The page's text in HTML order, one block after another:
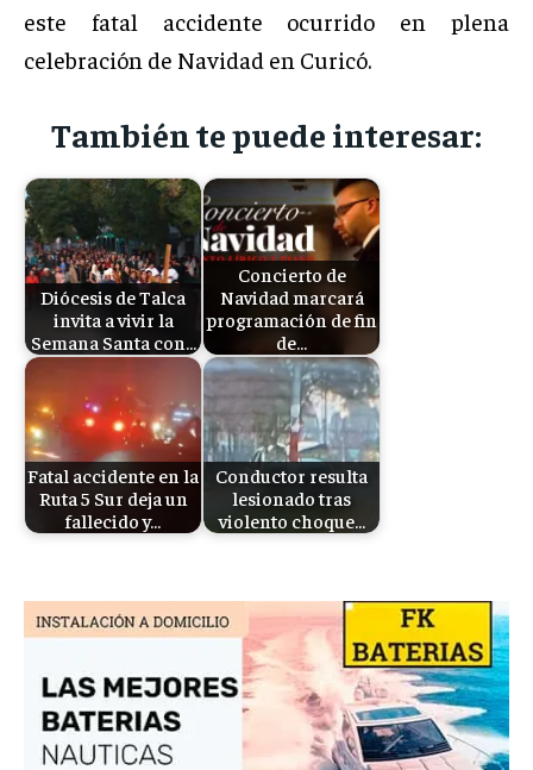
este fatal accidente ocurrido en plena
celebración de Navidad en Curicó.
También te puede interesar:
Diócesis de Talca
invita a vivir la
Semana Santa con…
Concierto de
Navidad marcará
programación de fin
de…
Fatal accidente en la
Ruta 5 Sur deja un
fallecido y…
Conductor resulta
lesionado tras
violento choque…